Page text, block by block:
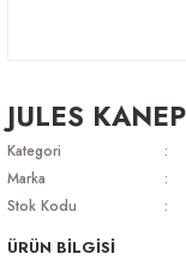
JULES
Kategori
Marka
Stok Kodu
ÜRÜN BİLGİSİ